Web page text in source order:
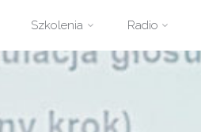
Szkolenia Radio